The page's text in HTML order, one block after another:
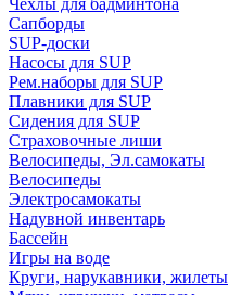
Чехлы для бадминтона
Сапборды
SUP-доски
Насосы для SUP
Рем.наборы для SUP
Плавники для SUP
Сидения для SUP
Страховочные лиши
Велосипеды, Эл.самокаты
Велосипеды
Электросамокаты
Надувной инвентарь
Бассейн
Игры на воде
Круги, нарукавники, жилеты